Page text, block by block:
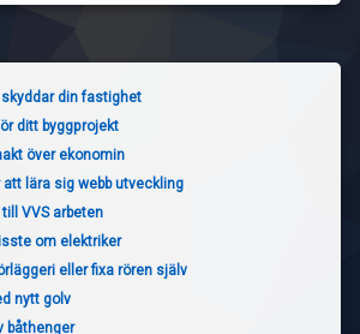
din fastighet
ditt byggprojekt
över ekonomin
lära sig webb utveckling
VVS arbeten
om elektriker
eller fixa rören själv
nytt golv
båthenger